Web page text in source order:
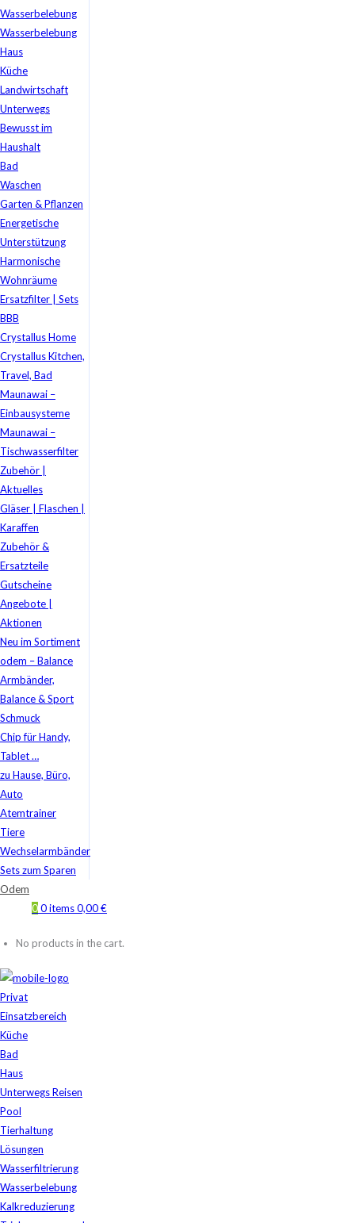
Wasserbelebung
Wasserbelebung
Haus
Küche
Landwirtschaft
Unterwegs
Bewusst im
Haushalt
Bad
Waschen
Garten & Pflanzen
Energetische
Unterstützung
Harmonische
Wohnräume
Ersatzfilter | Sets
BBB
Crystallus Home
Crystallus Kitchen,
Travel, Bad
Maunawai –
Einbausysteme
Maunawai –
Tischwasserfilter
Zubehör |
Aktuelles
Gläser | Flaschen |
Karaffen
Zubehör &
Ersatzteile
Gutscheine
Angebote |
Aktionen
Neu im Sortiment
odem – Balance
Armbänder,
Balance & Sport
Schmuck
Chip für Handy,
Tablet …
zu Hause, Büro,
Auto
Atemtrainer
Tiere
Wechselarmbänder
Sets zum Sparen
Odem
00 items0,00€
No products in the cart.
Privat
Einsatzbereich
Küche
Bad
Haus
Unterwegs Reisen
Pool
Tierhaltung
Lösungen
Wasserfiltrierung
Wasserbelebung
Kalkreduzierung